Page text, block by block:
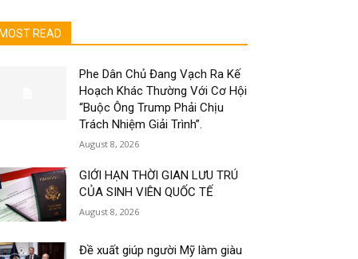
MOST READ
Phe Dân Chủ Đang Vạch Ra Kế
Hoạch Khác Thường Với Cơ Hội
“Buộc Ông Trump Phải Chịu
Trách Nhiệm Giải Trình”.
August 8, 2026
GIỚI HẠN THỜI GIAN LƯU TRÚ
CỦA SINH VIÊN QUỐC TẾ
August 8, 2026
Đề xuất giúp người Mỹ làm giàu